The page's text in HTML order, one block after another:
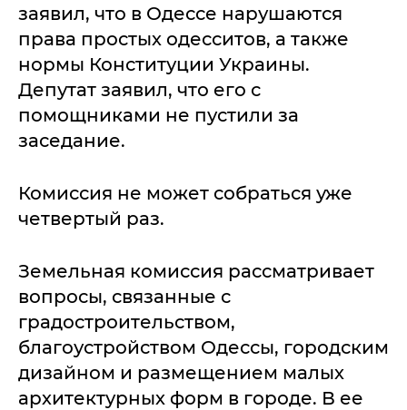
заявил, что в Одессе нарушаются
права простых одесситов, а также
нормы Конституции Украины.
Депутат заявил, что его с
помощниками не пустили за
заседание.
Комиссия не может собраться уже
четвертый раз.
Земельная комиссия рассматривает
вопросы, связанные с
градостроительством,
благоустройством Одессы, городским
дизайном и размещением малых
архитектурных форм в городе. В ее